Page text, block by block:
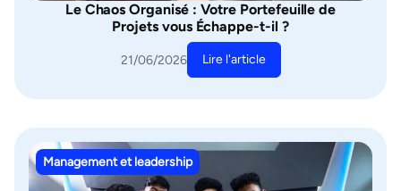
Le Chaos Organisé : Votre Portefeuille de
Projets vous Échappe-t-il ?
21/06/2026 Lire l'article
Management et leadership